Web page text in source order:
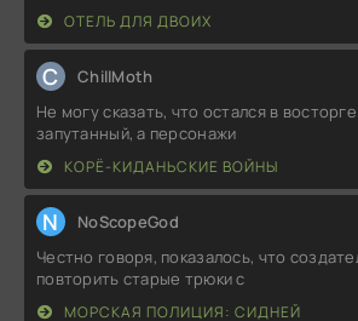
ОТЕЛЬ ДЛЯ ДВОИХ
C ChillMoth
Не могу сказать, что остался в
запутанный, а персонажи
КОРЁ-КИДАНЬСКИЕ ВОЙНЫ
N NoScopeGod
Честно говоря, показалось, что
повторить старые трюки с
МОРСКАЯ ПОЛИЦИЯ: СИДНЕЙ